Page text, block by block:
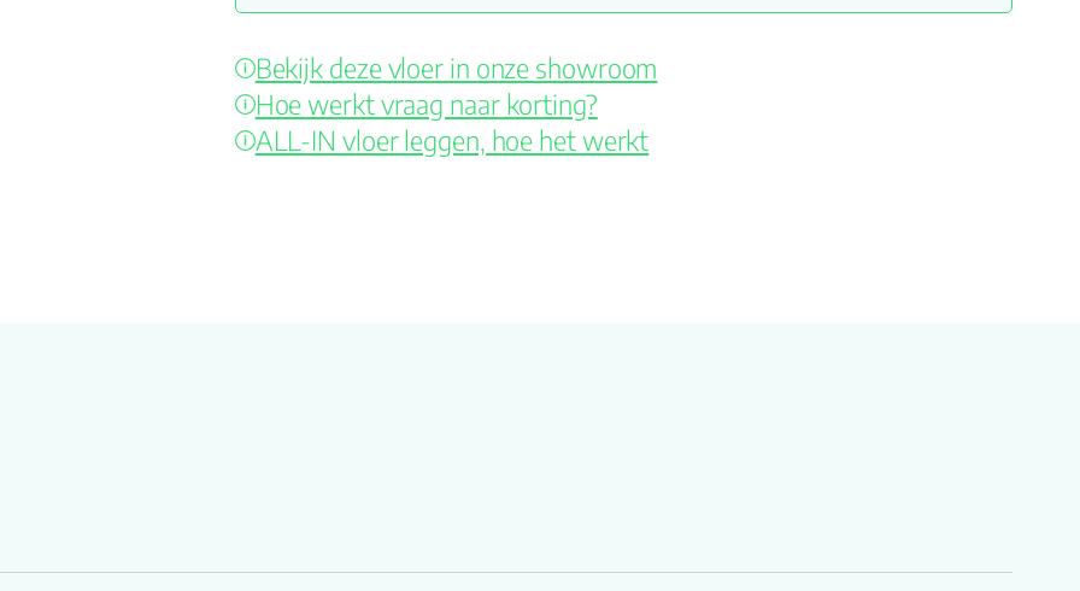
Bekijk deze vloer in onze showroom
Hoe werkt vraag naar korting?
ALL-IN vloer leggen, hoe het werkt